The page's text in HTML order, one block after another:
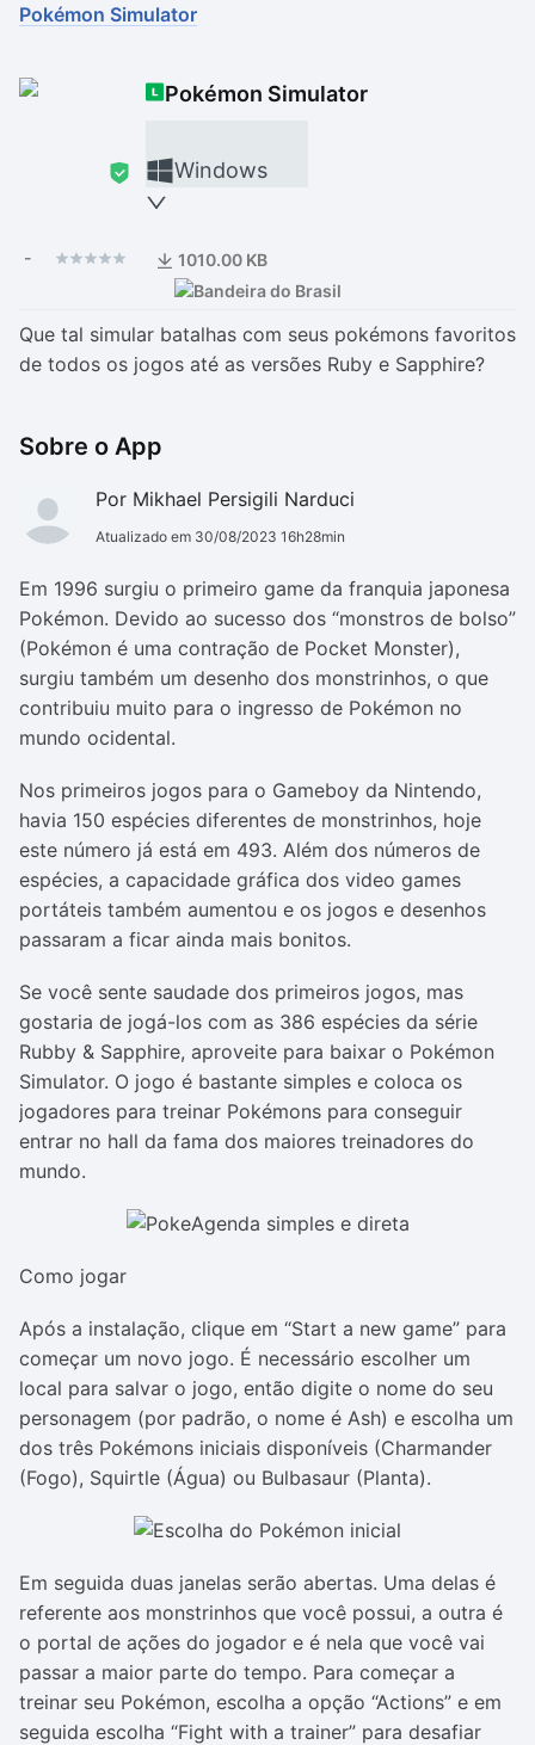
Pokémon Simulator
Pokémon Simulator
Windows
- 1010.00 KB
Que tal simular batalhas com seus pokémons favoritos
de todos os jogos até as versões Ruby e Sapphire?
Sobre o App
Por Mikhael Persigili Narduci
Atualizado em 30/08/2023 16h28min
Em 1996 surgiu o primeiro game da franquia japonesa
Pokémon. Devido ao sucesso dos “monstros de bolso”
(Pokémon é uma contração de Pocket Monster),
surgiu também um desenho dos monstrinhos, o que
contribuiu muito para o ingresso de Pokémon no
mundo ocidental.
Nos primeiros jogos para o Gameboy da Nintendo,
havia 150 espécies diferentes de monstrinhos, hoje
este número já está em 493. Além dos números de
espécies, a capacidade gráfica dos video games
portáteis também aumentou e os jogos e desenhos
passaram a ficar ainda mais bonitos.
Se você sente saudade dos primeiros jogos, mas
gostaria de jogá-los com as 386 espécies da série
Rubby & Sapphire, aproveite para baixar o Pokémon
Simulator. O jogo é bastante simples e coloca os
jogadores para treinar Pokémons para conseguir
entrar no hall da fama dos maiores treinadores do
mundo.
Como jogar
Após a instalação, clique em “Start a new game” para
começar um novo jogo. É necessário escolher um
local para salvar o jogo, então digite o nome do seu
personagem (por padrão, o nome é Ash) e escolha um
dos três Pokémons iniciais disponíveis (Charmander
(Fogo), Squirtle (Água) ou Bulbasaur (Planta).
Em seguida duas janelas serão abertas. Uma delas é
referente aos monstrinhos que você possui, a outra é
o portal de ações do jogador e é nela que você vai
passar a maior parte do tempo. Para começar a
treinar seu Pokémon, escolha a opção “Actions” e em
seguida escolha “Fight with a trainer” para desafiar